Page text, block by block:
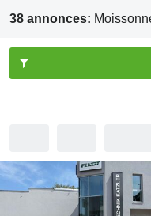
38 annonces: